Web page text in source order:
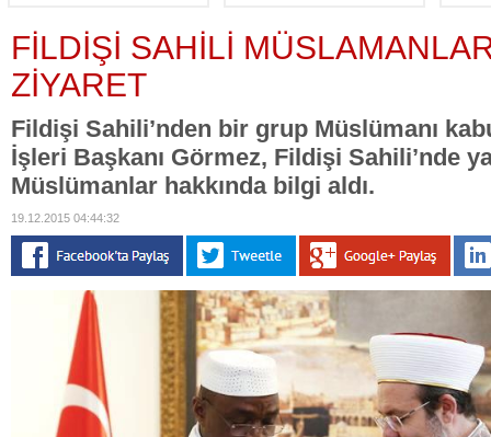
FİLDİŞİ SAHİLİ
ZİYARET
Fildişi Sahili’nden bir grup Müslümanı
İşleri Başkanı Görmez, Fildişi Sahili’nde
Müslümanlar hakkında bilgi aldı.
19.12.2015 04:44:32